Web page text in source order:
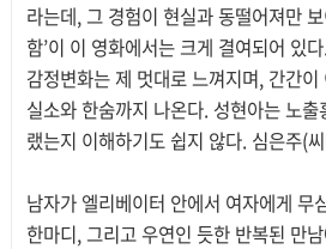
라는데, 그 경험이 현실과 동떨어져만
함’이 이 영화에서는 크게 결여되어 있
감정변화는 제 멋대로 느껴지며, 간간
실소와 한숨까지 나온다. 성현아는 노
랬는지 이해하기도 쉽지 않다. 심은주(
남자가 엘리베이터 안에서 여자에게 무
한마디, 그리고 우연인 듯한 반복된 만